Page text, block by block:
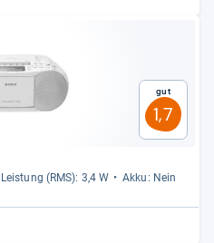
Gut
1,7
Leis­tung (RMS): 3,4 W
Akku: Nein